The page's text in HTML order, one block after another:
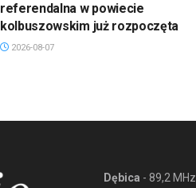
referendalna w powiecie
kolbuszowskim już rozpoczęta
2026-08-07
Dębica - 89,2 MHz